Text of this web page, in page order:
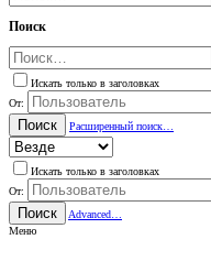
Поиск
Искать только в заголовках
От:
Поиск Расширенный поиск…
Искать только в заголовках
От:
Поиск
Advanced…
Меню